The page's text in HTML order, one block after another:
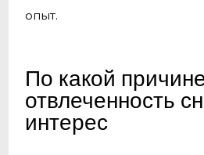
опыт.
По какой
отвлеченность
интерес